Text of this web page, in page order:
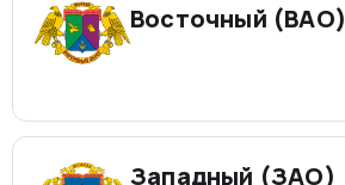
Восточный (ВАО)
Западный (ЗАО)